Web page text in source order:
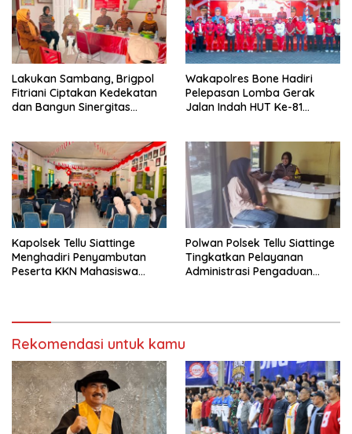
Lakukan Sambang, Brigpol
Fitriani Ciptakan Kedekatan
dan Bangun Sinergitas
Wakapolres Bone Hadiri
Pelepasan Lomba Gerak
Jalan Indah HUT Ke-81
Kapolsek Tellu Siattinge
Menghadiri Penyambutan
Peserta KKN Mahasiswa
Polwan Polsek Tellu Siattinge
Tingkatkan Pelayanan
Administrasi Pengaduan
Rekomendasi untuk kamu